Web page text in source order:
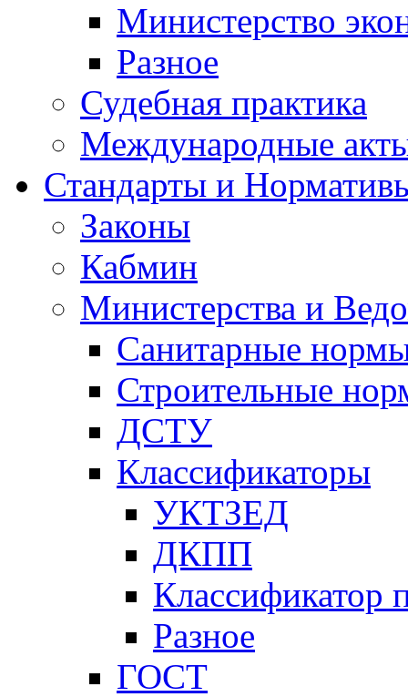
Министерство
Разное
Судебная практика
Международные
Стандарты и
Законы
Кабмин
Министерства и
Санитарные
Строительные
ДСТУ
Классификаторы
УКТЗЕД
ДКПП
Классификатор
Разное
ГОСТ